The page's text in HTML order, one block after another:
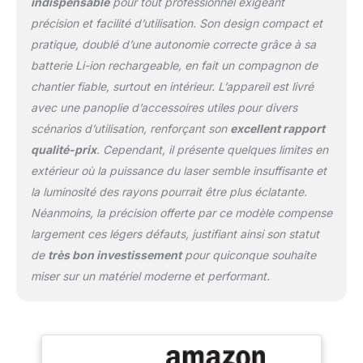
luminosité. Durée
d'utilisation : 6 à 37
heures (en fonction de la
luminosité). Tout en un : 1
x support mural
magnétique ; 1 x plaque
de fer ; 1 x élévateur ; 1 x
base réglable à 360° ; 1 x
clip pour fenêtre ; 1 x
fiche d'adaptation filetée.
d'accessoires, au moins
6 méthodes d'installation
3 modes : autonivelage :
nivellement automatique
à ±3,5° ; manuel :
fonctionnement à angle
travail du lazer niveaux
de 20 à 40 mètres.
précision et facilité d’utilisation. Son design compact et
pratique, doublé d’une autonomie correcte grâce à sa
batterie Li-ion rechargeable, en fait un compagnon de
chantier fiable, surtout en intérieur. L’appareil est livré
avec une panoplie d’accessoires utiles pour divers
scénarios d’utilisation, renforçant son excellent rapport
qualité-prix. Cependant, il présente quelques limites en
extérieur où la puissance du laser semble insuffisante et
la luminosité des rayons pourrait être plus éclatante.
Néanmoins, la précision offerte par ce modèle compense
largement ces légers défauts, justifiant ainsi son statut
de très bon investissementpour quiconque souhaite
miser sur un matériel moderne et performant.